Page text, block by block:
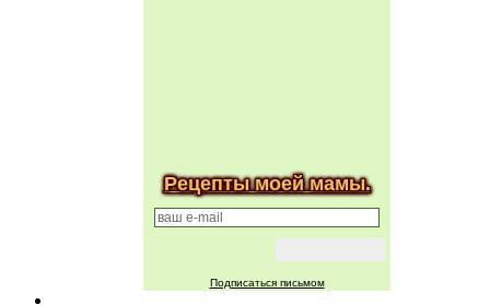
Рецепты моей мамы.
Подписаться письмом